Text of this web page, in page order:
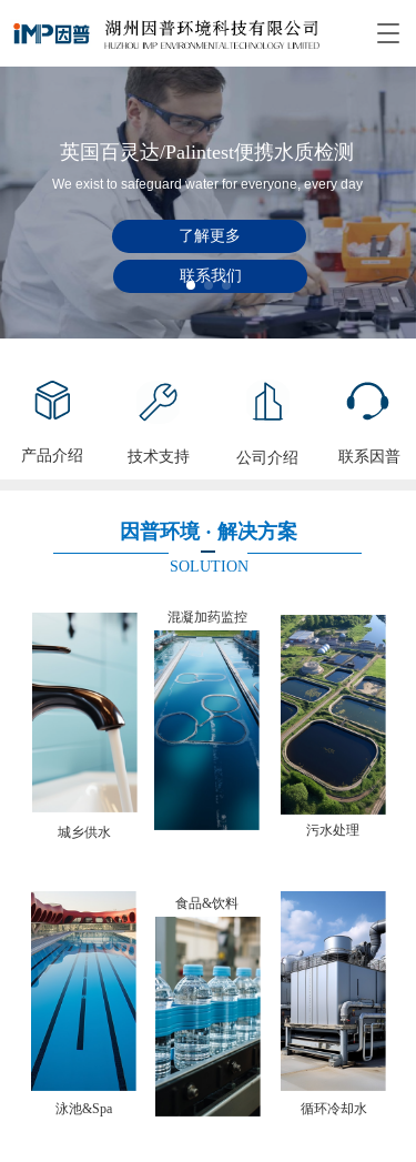
T
n
v
i
g
a
t
i
o
英国百灵达/Palintest便携水质检测
We exist to safeguard water for everyone, every day
了解更多
联系我们
产品介绍 技术支持 公司介绍 联系因普
因普环境 · 解决方案
SOLUTION
城乡供水
混凝加药监控
污水处理
泳池&Spa
食品&饮料
循环冷却水